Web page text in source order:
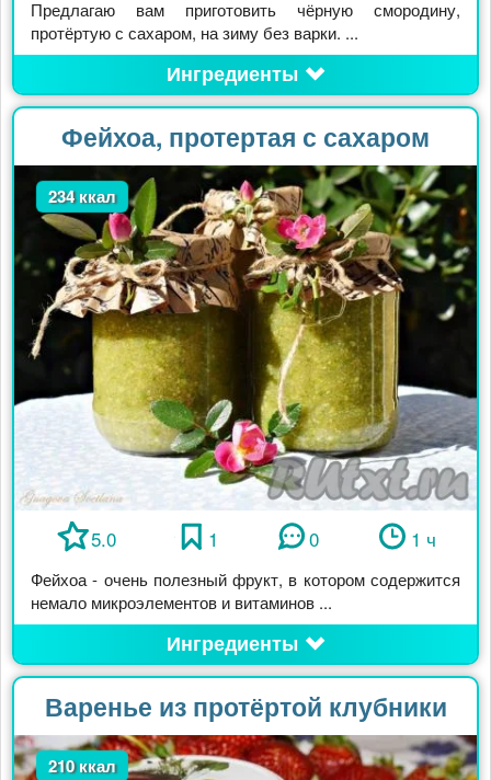
Предлагаю вам приготовить чёрную смородину,
протёртую с сахаром, на зиму без варки. ...
Ингредиенты
Фейхоа, протертая с сахаром
234 ккал
5.0 1 0 1 ч
Фейхоа - очень полезный фрукт, в котором содержится
немало микроэлементов и витаминов ...
Ингредиенты
Варенье из протёртой клубники
210 ккал